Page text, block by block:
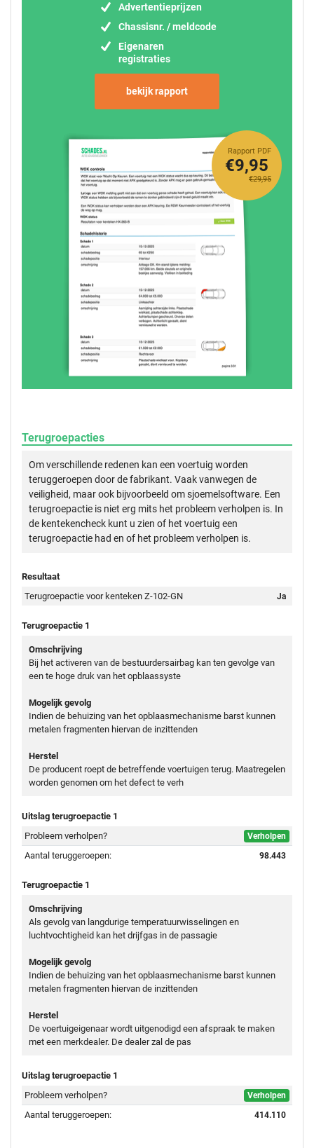
Advertentieprijzen
Chassisnr. / meldcode
Eigenaren
registraties
bekijk rapport
Rapport PDF
€29,95
€9,95
Terugroepacties
Om verschillende redenen kan een voertuig worden
teruggeroepen door de fabrikant. Vaak vanwegen de
veiligheid, maar ook bijvoorbeeld om sjoemelsoftware. Een
terugroepactie is niet erg mits het probleem verholpen is. In
de kentekencheck kunt u zien of het voertuig een
terugroepactie had en of het probleem verholpen is.
Resultaat
Terugroepactie voor kenteken Z-102-GN
Ja
Terugroepactie 1
Omschrijving
Bij het activeren van de bestuurdersairbag kan ten gevolge van
een te hoge druk van het opblaassyste
Mogelijk gevolg
Indien de behuizing van het opblaasmechanisme barst kunnen
metalen fragmenten hiervan de inzittenden
Herstel
De producent roept de betreffende voertuigen terug. Maatregelen
worden genomen om het defect te verh
Uitslag terugroepactie 1
Probleem verholpen?
Verholpen
Aantal teruggeroepen: 98.443
Terugroepactie 1
Omschrijving
Als gevolg van langdurige temperatuurwisselingen en
luchtvochtigheid kan het drijfgas in de passagie
Mogelijk gevolg
Indien de behuizing van het opblaasmechanisme barst kunnen
metalen fragmenten hiervan de inzittenden
Herstel
De voertuigeigenaar wordt uitgenodigd een afspraak te maken
met een merkdealer. De dealer zal de pas
Uitslag terugroepactie 1
Probleem verholpen?
Verholpen
Aantal teruggeroepen: 414.110